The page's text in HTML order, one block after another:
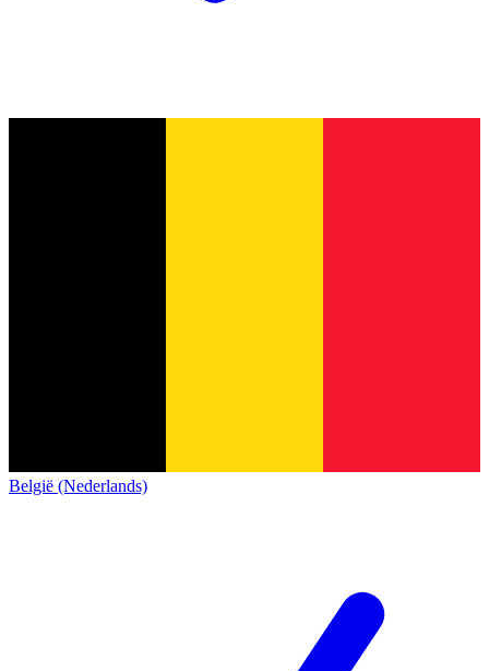
België (Nederlands)